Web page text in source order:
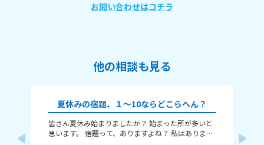
お問い合わせはコチラ
他の相談も見る
夏休みの宿題、１～10ならどこらへん？
皆さん夏休み始まりましたか？ 始まった所が多いと
思います。 宿題って、ありますよね？ 私はありま